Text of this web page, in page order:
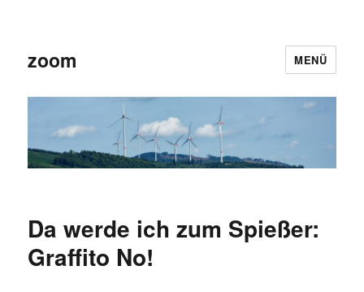
zoom MENÜ
Da werde ich zum Spießer:
Graffito No!